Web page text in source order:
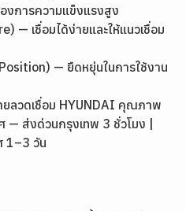
งการความแข็งแรงสูง
— เชื่อมได้ง่ายและให้แนวเชื่อม
— ยืดหยุ่นในการใช้งาน
ยลวดเชื่อม HYUNDAI คุณภาพ
— ส่งด่วนกรุงเทพ 3 ชั่วโมง |
1–3 วัน